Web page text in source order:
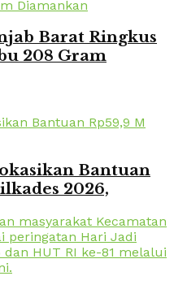
Barat Ringkus
208 Gram
Bantuan
2026,